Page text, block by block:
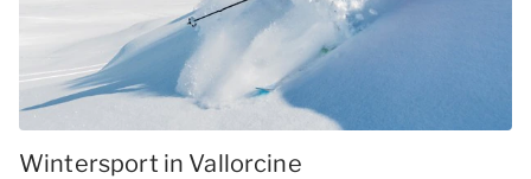
Wintersport in Vallorcine